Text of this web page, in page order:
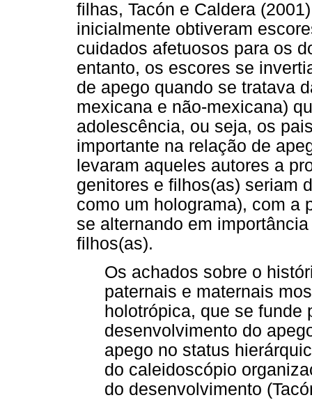
filhas, Tacón e Caldera
inicialmente obtiveram
cuidados afetuosos para os
entanto, os escores se
de apego quando se tratava
mexicana e não-mexicana)
adolescência, ou seja, os
importante na relação de
levaram aqueles autores a
genitores e filhos(as) seriam
como um holograma), com a
se alternando em
filhos(as).
Os achados sobre o
paternais e maternais
holotrópica, que se funde
desenvolvimento do
apego no status
do caleidoscópio
do desenvolvimento